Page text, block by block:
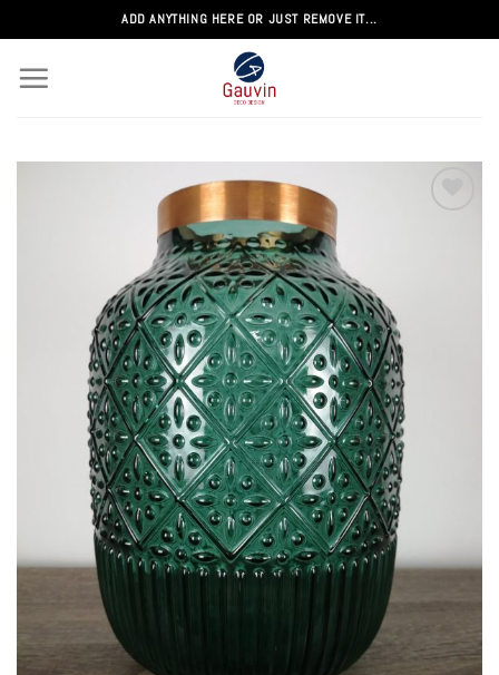
au
contenu
ADD ANYTHING HERE OR JUST REMOVE IT...